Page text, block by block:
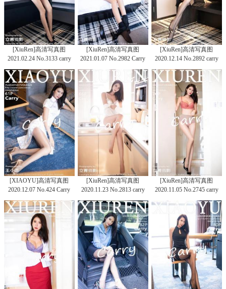
[XiuRen]高清写真图
2021.02.24 No.3133 carry
[XiuRen]高清写真图
2021.01.07 No.2982 Carry
[XiuRen]高清写真图
2020.12.14 No.2892 carry
[XIAOYU]高清写真图
2020.12.07 No.424 Carry
[XiuRen]高清写真图
2020.11.23 No.2813 carry
[XiuRen]高清写真图
2020.11.05 No.2745 carry